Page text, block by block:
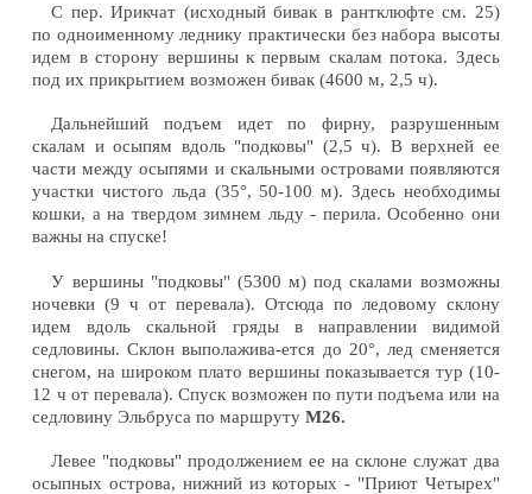
С пер. Ирикчат (исходный бивак в рантклюфте см. 25)
по одноименному леднику практически без набора высоты
идем в сторону вершины к первым скалам потока. Здесь
под их прикрытием возможен бивак (4600 м, 2,5 ч).
Дальнейший подъем идет по фирну, разрушенным
скалам и осыпям вдоль "подковы" (2,5 ч). В верхней ее
части между осыпями и скальными островами появляются
участки чистого льда (35°, 50-100 м). Здесь необходимы
кошки, а на твердом зимнем льду - перила. Особенно они
важны на спуске!
У вершины "подковы" (5300 м) под скалами возможны
ночевки (9 ч от перевала). Отсюда по ледовому склону
идем вдоль скальной гряды в направлении видимой
седловины. Склон выполажива-ется до 20°, лед сменяется
снегом, на широком плато вершины показывается тур (10-
12 ч от перевала). Спуск возможен по пути подъема или на
седловину Эльбруса по маршрутуМ26.
Левее "подковы" продолжением ее на склоне служат два
осыпных острова, нижний из которых - "Приют Четырех"